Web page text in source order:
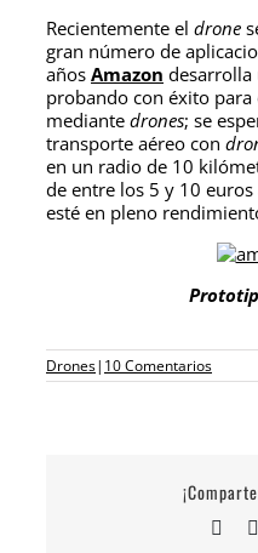
Recientemente el drone
gran número de
años Amazon desarrolla
probando con éxito
mediante drones; se
transporte aéreo con
en un radio de 10
de entre los 5 y 10
esté en pleno
Drones| 10 Comentarios